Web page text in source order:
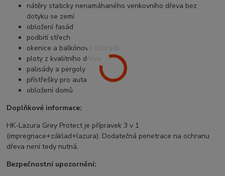
nátěry staticky nenamáhaného venkovního dřeva bez
dotyku se zemí
obložení fasád
podbití střech
okenice a balkónová zábradlí
ploty z kvalitního dřeva
palisády a pergoly
přístřešky pro auta
obložení domů
Doplňkové informace:
HK-Lazura Grey Protect je přípravek 3 v 1
(impregnace+základ+lazura). Dodatečná penetrace na ochranu
dřeva není tedy nutná.
Bezpečnostní upozornění: